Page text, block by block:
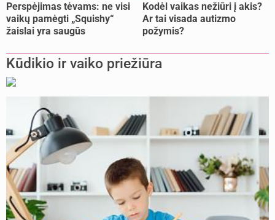
Perspėjimas tėvams: ne visi
vaikų pamėgti „Squishy“
žaislai yra saugūs
Kodėl vaikas nežiūri į akis?
Ar tai visada autizmo
požymis?
Kūdikio ir vaiko priežiūra